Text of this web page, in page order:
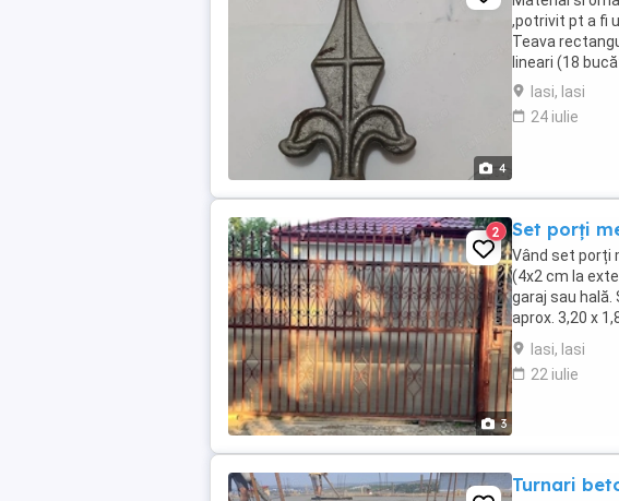
4
,potrivit pt a fi
Teava
lineari (18
Iasi, Iasi
24 iulie
3
2 Set porți
Vând set porți
(4x2 cm la
garaj sau
aprox. 3,20 x
(partea
Iasi, Iasi
22 iulie
Turnari